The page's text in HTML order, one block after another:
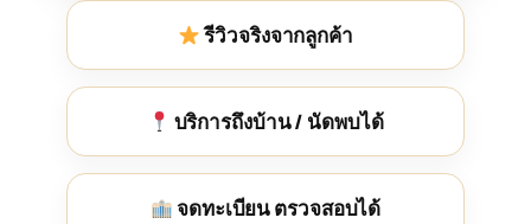
รีวิวจริงจากลูกค้า
บริการถึงบ้าน / นัดพบได้
จดทะเบียน ตรวจสอบได้